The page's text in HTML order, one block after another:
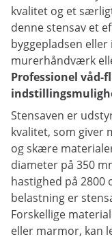
kvalitet og et
denne stensav et
byggepladsen
murerhåndværk
Professionel våd-
Stensaven er
kvalitet, som giver
og skære
diameter på 350
hastighed på
belastning er
Forskellige
eller marmor, kan